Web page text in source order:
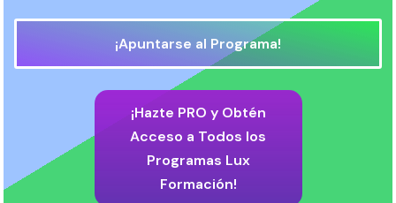
¡Apuntarse al Programa!
¡Hazte PRO y Obtén
Acceso a Todos los
Programas Lux
Formación!